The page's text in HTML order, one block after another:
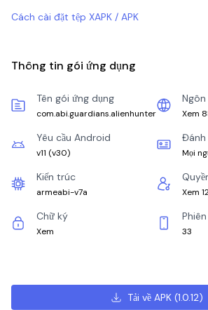
Cách cài đặt tệp XAPK / APK
Thông tin gói ứng dụng
Tên gói ứng dụng
com.abi.guardians.alienhunter Xem
Yêu cầu Android
v11 (v30)
Đánh
Mọi
Kiến trúc
armeabi-v7a Xem
Chữ ký
Xem 33
Tải về APK(1.0.12)